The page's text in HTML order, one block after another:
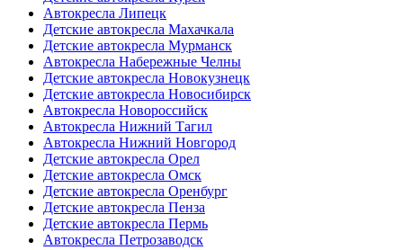
Автокресла Липецк
Детские автокресла Махачкала
Детские автокресла Мурманск
Автокресла Набережные Челны
Детские автокресла Новокузнецк
Детские автокресла Новосибирск
Автокресла Новороссийск
Автокресла Нижний Тагил
Автокресла Нижний Новгород
Детские автокресла Орел
Детские автокресла Омск
Детские автокресла Оренбург
Детские автокресла Пенза
Детские автокресла Пермь
Автокресла Петрозаводск